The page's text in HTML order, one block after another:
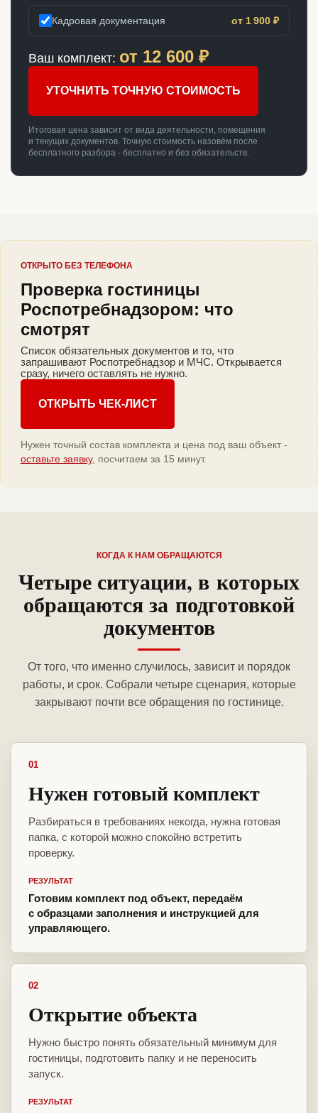
Кадровая документация от 1 900 ₽
Ваш комплект: от 12 600 ₽
УТОЧНИТЬ ТОЧНУЮ СТОИМОСТЬ
Итоговая цена зависит от вида деятельности, помещения
и текущих документов. Точную стоимость назовём после
бесплатного разбора - бесплатно и без обязательств.
ОТКРЫТО БЕЗ ТЕЛЕФОНА
Проверка гостиницы
Роспотребнадзором: что
смотрят
Список обязательных документов и то, что
запрашивают Роспотребнадзор и МЧС. Открывается
сразу, ничего оставлять не нужно.
ОТКРЫТЬ ЧЕК-ЛИСТ
Нужен точный состав комплекта и цена под ваш объект -
оставьте заявку, посчитаем за 15 минут.
КОГДА К НАМ ОБРАЩАЮТСЯ
Четыре ситуации, в которых
обращаются за подготовкой
документов
От того, что именно случилось, зависит и порядок
работы, и срок. Собрали четыре сценария, которые
закрывают почти все обращения по гостинице.
01
Нужен готовый комплект
Разбираться в требованиях некогда, нужна готовая
папка, с которой можно спокойно встретить
проверку.
РЕЗУЛЬТАТ
Готовим комплект под объект, передаём
с образцами заполнения и инструкцией для
управляющего.
02
Открытие объекта
Нужно быстро понять обязательный минимум для
гостиницы, подготовить папку и не переносить
запуск.
РЕЗУЛЬТАТ